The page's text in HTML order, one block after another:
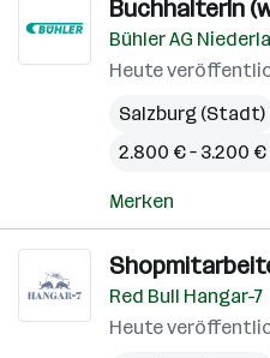
BuchhalterIn
Bühler AG
Heute
Salzburg (Stadt)
2.800 € – 3.200
Merken
Red Bull Hangar-7
Heute